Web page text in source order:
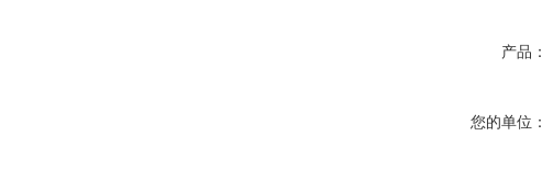
产品：
您的单位：